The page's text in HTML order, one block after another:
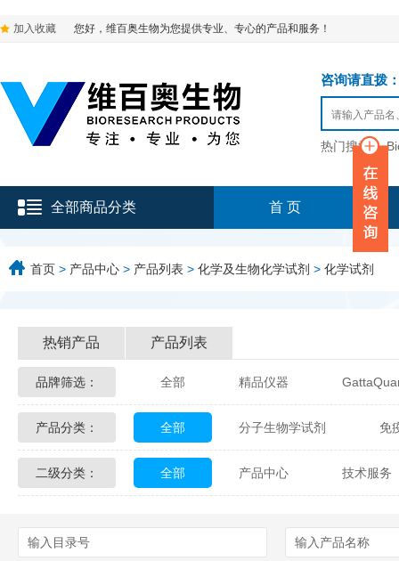
加入收藏 您好，维百奥生物为您提供专业、专心的产品和服务！
咨询请直拨
热门搜索：
全部商品分类 首 页
首页 > 产品中心 > 产品列表 > 化学及生物化学试剂 > 化学试剂
热销产品 产品列表
品牌筛选： 全部 精品仪器
Glycon Biochem Sterlitech
Echelon Biosciences Verichem
产品分类： 全部 分子生物学试剂 免
化学及生物化学试剂 材料学试剂
二级分类： 全部 产品中心 技术服务